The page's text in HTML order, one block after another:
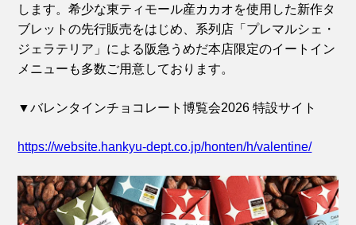
します。希少な東ティモール産カカオを使用した新作タ
ブレットの先行販売をはじめ、系列店「プレマルシェ・
ジェラテリア」による阪急うめだ本店限定のイートイン
メニューも多数ご用意しております。
▼バレンタインチョコレート博覧会2026 特設サイト
https://website.hankyu-dept.co.jp/honten/h/valentine/